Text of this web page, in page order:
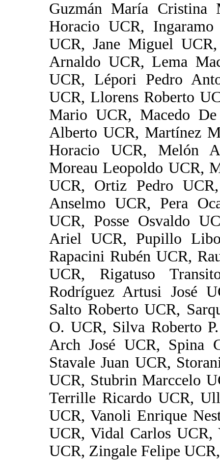
Guzmán María Cristina
Horacio UCR,
UCR, Jane Miguel
Arnaldo UCR, Lema
UCR, Lépori Pedro
UCR, Llorens Roberto
Mario UCR, Macedo
Alberto UCR, Martínez
Horacio UCR, Melón
Moreau Leopoldo UCR,
UCR, Ortiz Pedro
Anselmo UCR, Pera
UCR, Posse Osvaldo
Ariel UCR, Pupillo
Rapacini Rubén UCR,
UCR, Rigatuso
Rodríguez Artusi José
Salto Roberto UCR,
O. UCR, Silva Roberto
Arch José UCR, Spina
Stavale Juan UCR,
UCR, Stubrin Marccelo
Terrille Ricardo UCR,
UCR, Vanoli Enrique
UCR, Vidal Carlos UCR,
UCR, Zingale Felipe